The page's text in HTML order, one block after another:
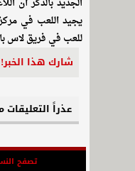
يجيد اللعب في
للعب في فريق لاس
شارك هذا الخبر!
عذراً
تصفح